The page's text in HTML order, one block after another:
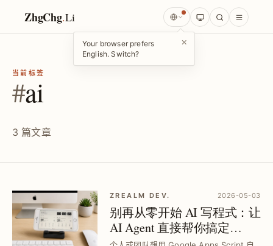
ZhgChg.Li
Your browser prefers
English. Switch?
×
当前标签
#ai
3 篇文章
ZREALM DEV. 2026-05-03
别再从零开始 AI 写程式：让
AI Agent 直接帮你搞定
Google Apps Script 串接与开